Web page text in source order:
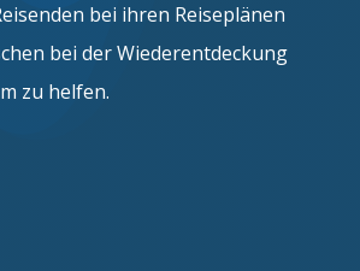
bei ihren Reiseplänen
bei der Wiederentdeckung
zu helfen.